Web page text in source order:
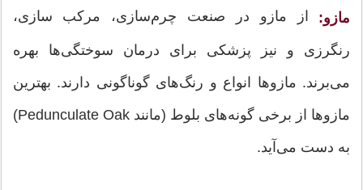
مازو: از مازو در صنعت چرم‌سازی، مرکب سازی،
رنگرزی و نیز پزشکی برای درمان سوختگی‌ها بهره
می‌برند. مازوها انواع و رنگ‌های گوناگونی دارند. بهترین
مازوها از برخی گونه‌های بلوط (مانند Pedunculate Oak)
به دست می‌آید.